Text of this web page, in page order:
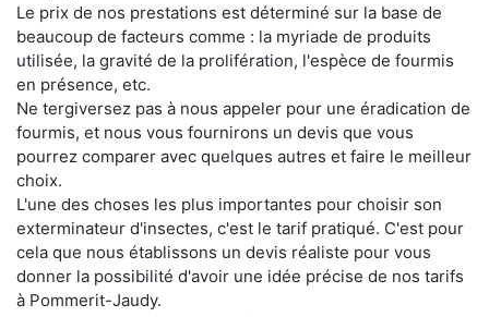
Le prix de nos prestations est déterminé sur la base de
beaucoup de facteurs comme : la myriade de produits
utilisée, la gravité de la prolifération, l'espèce de fourmis
en présence, etc.
Ne tergiversez pas à nous appeler pour une éradication de
fourmis, et nous vous fournirons un devis que vous
pourrez comparer avec quelques autres et faire le meilleur
choix.
L'une des choses les plus importantes pour choisir son
exterminateur d'insectes, c'est le tarif pratiqué. C'est pour
cela que nous établissons un devis réaliste pour vous
donner la possibilité d'avoir une idée précise de nos tarifs
à Pommerit-Jaudy.